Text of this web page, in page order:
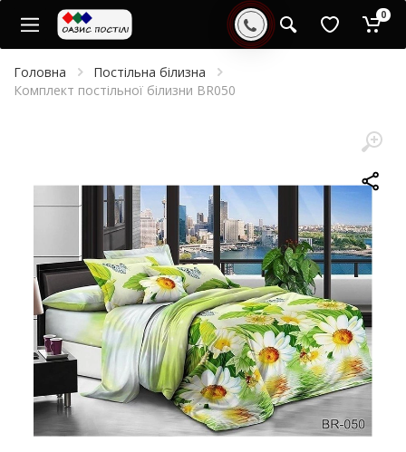
0
Головна
Постільна білизна
Комплект постільної білизни BR050